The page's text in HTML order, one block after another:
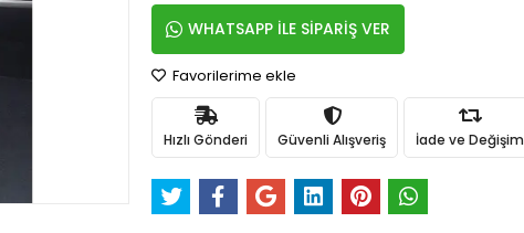
WHATSAPP İLE SİPARİŞ VER
Favorilerime ekle
Hızlı Gönderi Güvenli Alışveriş İade ve Değişim